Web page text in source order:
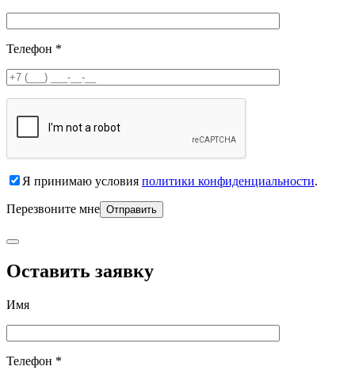
Телефон *
Я принимаю условия политики конфиденциальности.
Перезвоните мне
Оставить заявку
Имя
Телефон *